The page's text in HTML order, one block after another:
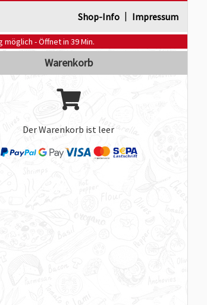
Shop-Info | Impressum
möglich - Öffnet in 39 Min.
Warenkorb
Der Warenkorb ist leer